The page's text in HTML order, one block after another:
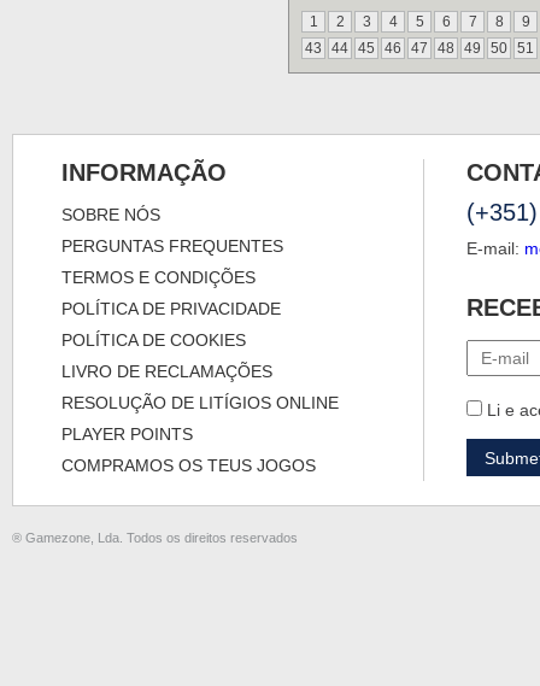
1 2 3 4 5 6 7 8
9
43
44 45 46 47 48 49 50 51
INFORMAÇÃO
SOBRE NÓS
PERGUNTAS FREQUENTES
TERMOS E CONDIÇÕES
POLÍTICA DE PRIVACIDADE
POLÍTICA DE COOKIES
LIVRO DE RECLAMAÇÕES
RESOLUÇÃO DE LITÍGIOS ONLINE
PLAYER POINTS
COMPRAMOS OS TEUS JOGOS
E-mail:
Li e
® Gamezone, Lda. Todos os direitos reservados